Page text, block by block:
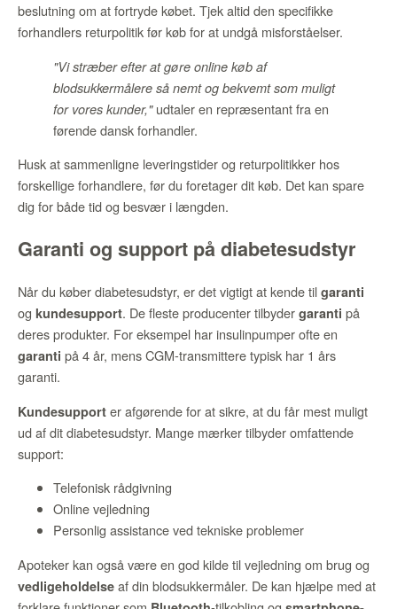
beslutning om at fortryde købet. Tjek altid den specifikke
forhandlers returpolitik før køb for at undgå misforståelser.
"Vi stræber efter at gøre online køb af
blodsukkermålere så nemt og bekvemt som muligt
for vores kunder,"udtaler en repræsentant fra en
førende dansk forhandler.
Husk at sammenligne leveringstider og returpolitikker hos
forskellige forhandlere, før du foretager dit køb. Det kan spare
dig for både tid og besvær i længden.
Garanti og support på diabetesudstyr
Når du køber diabetesudstyr, er det vigtigt at kende til garanti
og kundesupport. De fleste producenter tilbyder garanti på
deres produkter. For eksempel har insulinpumper ofte en
garanti på 4 år, mens CGM-transmittere typisk har 1 års
garanti.
Kundesupport er afgørende for at sikre, at du får mest muligt
ud af dit diabetesudstyr. Mange mærker tilbyder omfattende
support:
Telefonisk rådgivning
Online vejledning
Personlig assistance ved tekniske problemer
Apoteker kan også være en god kilde til vejledning om brug og
vedligeholdelse af din blodsukkermåler. De kan hjælpe med at